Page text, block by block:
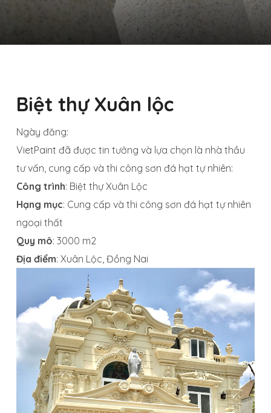
Biệt thự Xuân lộc
Ngày đăng:
VietPaint đã được tin tưởng và lựa chọn là nhà thầu
tư vấn, cung cấp và thi công sơn đá hạt tự nhiên:
Công trình: Biệt thự Xuân Lộc
Hạng mục: Cung cấp và thi công sơn đá hạt tự nhiên
ngoại thất
Quy mô: 3000 m2
Địa điểm: Xuân Lộc, Đồng Nai